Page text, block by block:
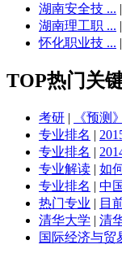
湖南安全技 ... |
湖南理工职 ... |
怀化职业技 ...
TOP热门关
考研 |
《预测
专业排名 |
专业排名 |
专业解读 | 如
专业排名 | 中
热门专业 | 目
清华大学 | 清
国际经济与贸